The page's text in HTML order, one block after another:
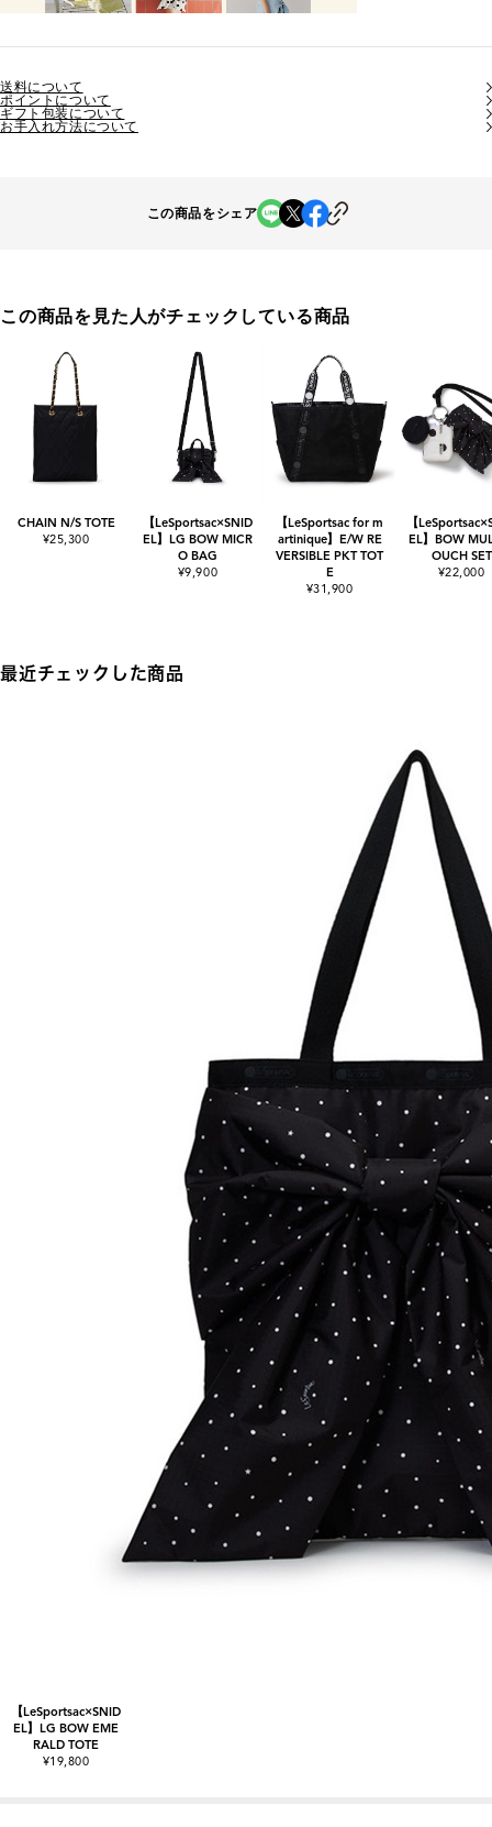
送料について
ポイントについて
ギフト包装について
お手入れ方法について
この商品をシェア
この商品を見た人がチェックしている商品
CHAIN N/S TOTE
¥25,300
【LeSportsac×SNID
EL】LG BOW MICR
O BAG
¥9,900
【LeSportsac for m
artinique】E/W RE
VERSIBLE PKT TOT
E
¥31,900
【
EL】BOW
OUCH SET
¥22,000
最近チェックした商品
【LeSportsac×SNID
EL】LG BOW EME
RALD TOTE
¥19,800